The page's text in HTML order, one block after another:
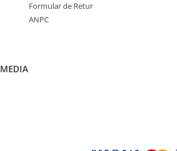
Formular de Retur
ANPC